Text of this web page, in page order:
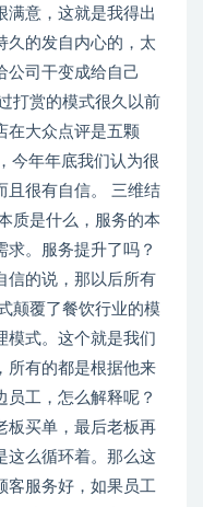
满意，这就是我得出
久的发自内心的，太
公司干变成给自己
打赏的模式很久以前
在大众点评是五颗
今年年底我们认为很
且很有自信。 三维结
质是什么，服务的本
求。服务提升了吗？
信的说，那以后所有
颠覆了餐饮行业的模
模式。这个就是我们
所有的都是根据他来
员工，怎么解释呢？
板买单，最后老板再
这么循环着。那么这
客服务好，如果员工